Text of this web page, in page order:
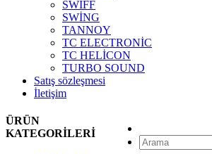
SWİFF
SWİNG
TANNOY
TC ELECTRONİC
TC HELİCON
TURBO SOUND
Satış sözleşmesi
İletişim
ÜRÜN
KATEGORİLERİ